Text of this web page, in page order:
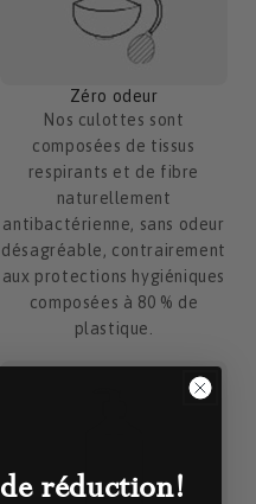
Zéro odeur
Nos culottes sont
composées de tissus
respirants et de fibre
naturellement
antibactérienne, sans odeur
désagréable, contrairement
aux protections hygiéniques
composées à 80 % de
plastique.
de réduction!